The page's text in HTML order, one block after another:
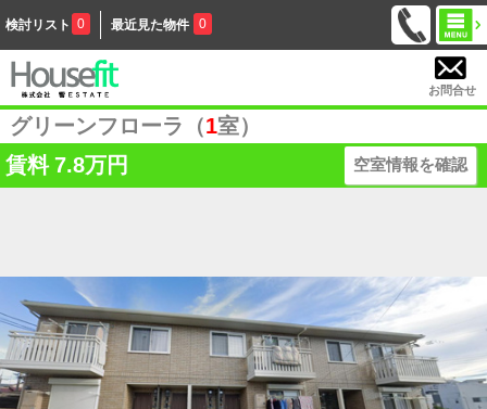
検討リスト 0 最近見た物件 0
お問合せ
グリーンフローラ（1室）
賃料 7.8万円 空室情報を確認